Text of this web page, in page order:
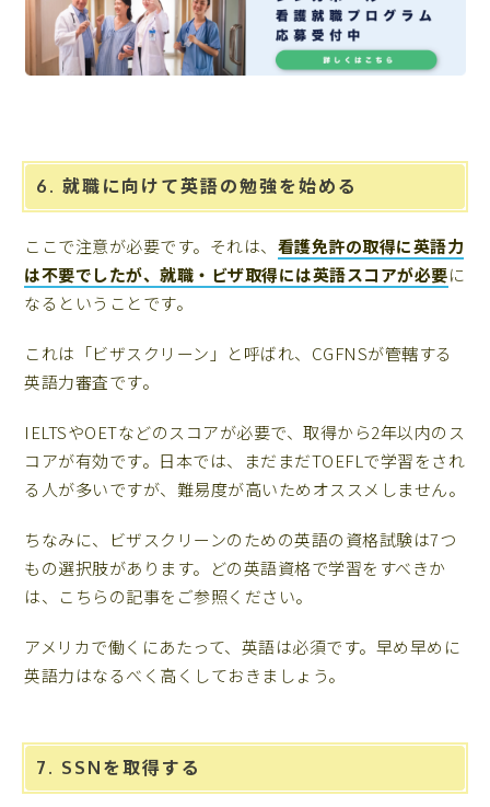
6. 就職に向けて英語の勉強を始める
ここで注意が必要です。それは、 看護免許の取得に英語力
は不要でしたが、就職・ビザ取得には英語スコアが必要に
なるということです。
これは「ビザスクリーン」と呼ばれ、CGFNSが管轄する
英語力審査です。
IELTSやOETなどのスコアが必要で、取得から2年以内のス
コアが有効です。日本では、まだまだTOEFLで学習をされ
る人が多いですが、難易度が高いためオススメしません。
ちなみに、ビザスクリーンのための英語の資格試験は7つ
もの選択肢があります。どの英語資格で学習をすべきか
は、こちらの記事をご参照ください。
アメリカで働くにあたって、英語は必須です。早め早めに
英語力はなるべく高くしておきましょう。
7. SSNを取得する